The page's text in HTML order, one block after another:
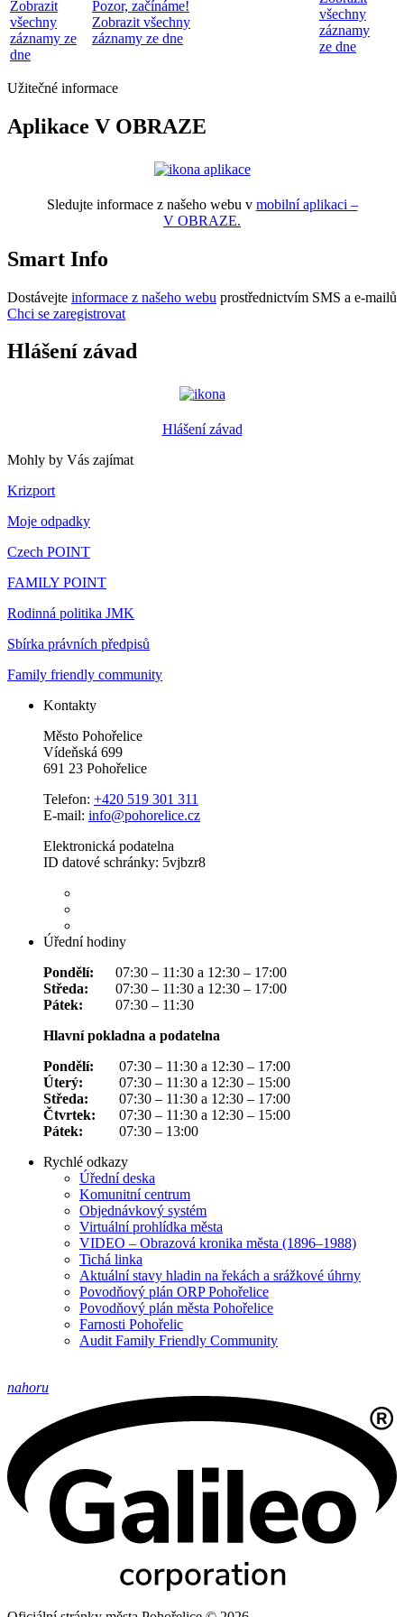
Zobrazit
všechny
záznamy ze
dne
Pozor, začínáme!
Zobrazit všechny
záznamy ze dne
všechny
záznamy
ze dne
Užitečné informace
Aplikace V OBRAZE
Sledujte informace z našeho webu v mobilní aplikaci –
V OBRAZE.
Smart Info
Dostávejte informace z našeho webu prostřednictvím SMS a e-mailů
Chci se zaregistrovat
Hlášení závad
Hlášení závad
Mohly by Vás zajímat
Krizport
Moje odpadky
Czech POINT
FAMILY POINT
Rodinná politika JMK
Sbírka právních předpisů
Family friendly community
Kontakty
Město Pohořelice
Vídeňská 699
691 23 Pohořelice
Telefon: +420 519 301 311
E-mail: info@pohorelice.cz
Elektronická podatelna
ID datové schránky: 5vjbzr8
Úřední hodiny
Pondělí:
07:30 – 11:30 a 12:30 – 17:00
Středa:
07:30 – 11:30 a 12:30 – 17:00
Pátek:
07:30 – 11:30
Hlavní pokladna a podatelna
Pondělí:
07:30 – 11:30 a 12:30 – 17:00
Úterý:
07:30 – 11:30 a 12:30 – 15:00
Středa:
07:30 – 11:30 a 12:30 – 17:00
Čtvrtek:
07:30 – 11:30 a 12:30 – 15:00
Pátek:
07:30 – 13:00
Rychlé odkazy
Úřední deska
Komunitní centrum
Objednávkový systém
Virtuální prohlídka města
VIDEO – Obrazová kronika města (1896–1988)
Tichá linka
Aktuální stavy hladin na řekách a srážkové úhrny
Povodňový plán ORP Pohořelice
Povodňový plán města Pohořelice
Farnosti Pohořelic
Audit Family Friendly Community
nahoru